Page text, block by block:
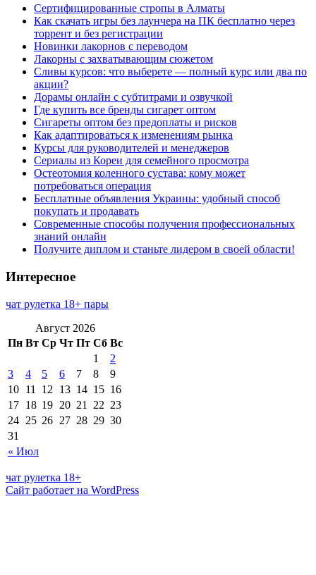
Сертифицированные стропы в Алматы
Как скачать игры без лаунчера на ПК бесплатно через
торрент и без регистрации
Новинки лакорнов с переводом
Лакорны с захватывающим сюжетом
Сливы курсов: что выберете — полный курс или два по
акции?
Дорамы онлайн с субтитрами и озвучкой
Где купить все бренды сигарет оптом
Сигареты оптом без предоплаты и рисков
Как адаптироваться к изменениям рынка
Курсы для руководителей и менеджеров
Сериалы из Кореи для семейного просмотра
Остеотомия коленного сустава: кому может
потребоваться операция
Бесплатные объявления Украины: удобный способ
покупать и продавать
Современные способы получения профессиональных
знаний онлайн
Получите диплом и станьте лидером в своей области!
Интересное
чат рулетка 18+ пары
Август 2026
Пн Вт Ср Чт Пт Сб Вс
« Июл
1
2
3
4 5 6 7 8
9
10 11 12 13 14 15 16
17 18 19 20 21 22 23
24 25 26 27 28 29 30
31
чат рулетка 18+
Сайт работает на WordPress